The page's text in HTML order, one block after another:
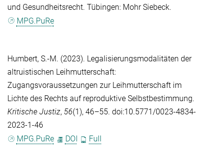
und Gesundheitsrecht. Tübingen: Mohr Siebeck.
MPG.PuRe
Humbert, S.-M. (2023). Legalisierungsmodalitäten der
altruistischen Leihmutterschaft:
Zugangsvoraussetzungen zur Leihmutterschaft im
Lichte des Rechts auf reproduktive Selbstbestimmung.
Kritische Justiz, 56(1), 46–55. doi:10.5771/0023-4834-
2023-1-46
MPG.PuRe
DOI Full